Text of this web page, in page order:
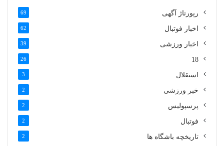
رپورتاژ آگهی 69
اخبار فوتبال 62
اخبار ورزشی 39
18
26
استقلال 3
خبر ورزشی 2
پرسپولیس 2
فوتبال 2
تاریخچه باشگاه ها 2